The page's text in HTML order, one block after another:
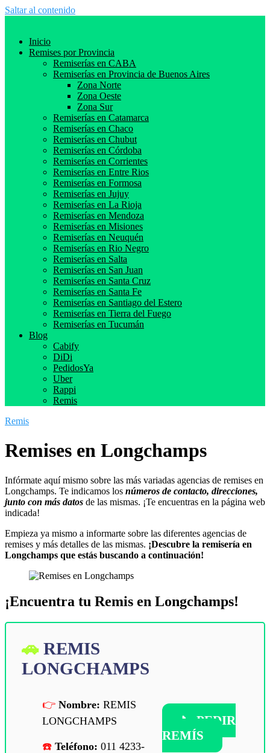
Saltar al contenido
Inicio
Remises por Provincia
Remiserías en CABA
Remiserías en Provincia de Buenos Aires
Zona Norte
Zona Oeste
Zona Sur
Remiserías en Catamarca
Remiserías en Chaco
Remiserías en Chubut
Remiserías en Córdoba
Remiserías en Corrientes
Remiserías en Entre Rios
Remiserías en Formosa
Remiserías en Jujuy
Remiserías en La Rioja
Remiserías en Mendoza
Remiserías en Misiones
Remiserías en Neuquén
Remiserías en Rio Negro
Remiserías en Salta
Remiserías en San Juan
Remiserías en Santa Cruz
Remiserías en Santa Fe
Remiserías en Santiago del Estero
Remiserías en Tierra del Fuego
Remiserías en Tucumán
Blog
Cabify
DiDi
PedidosYa
Uber
Rappi
Remis
Remis
Remises en Longchamps
Infórmate aquí mismo sobre las más variadas agencias de remises en
Longchamps. Te indicamos los números de contacto, direcciones,
junto con más datos de las mismas. ¡Te encuentras en la página web
indicada!
Empieza ya mismo a informarte sobre las diferentes agencias de
remises y más detalles de las mismas. ¡Descubre la remisería en
Longchamps que estás buscando a continuación!
¡Encuentra tu Remis en Longchamps!
REMIS
LONGCHAMPS
Nombre: REMIS
LONGCHAMPS
Teléfono: 011 4233-
📞 PEDIR
REMÍS